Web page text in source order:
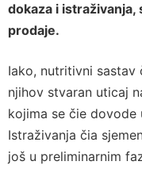
dokaza i istraživanja,
prodaje.
Iako, nutritivni sastav
njihov stvaran uticaj
kojima se čie
Istraživanja čia
još u preliminarnim